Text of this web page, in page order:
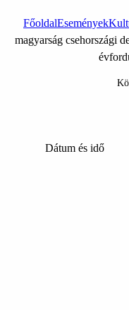
FőoldalEsemények
magyarság csehországi
Dátum és idő